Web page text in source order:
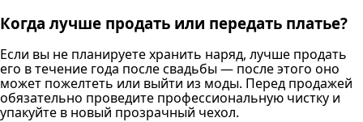
Когда лучше продать или передать платье?
Если вы не планируете хранить наряд, лучше продать
его в течение года после свадьбы — после этого оно
может пожелтеть или выйти из моды. Перед продажей
обязательно проведите профессиональную чистку и
упакуйте в новый прозрачный чехол.